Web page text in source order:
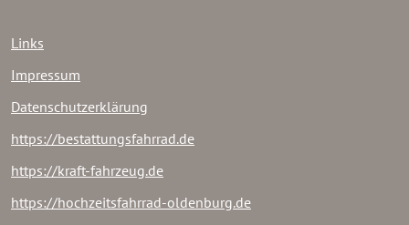
Links
Impressum
Datenschutzerklärung
https://bestattungsfahrrad.de
https://kraft-fahrzeug.de
https://hochzeitsfahrrad-oldenburg.de